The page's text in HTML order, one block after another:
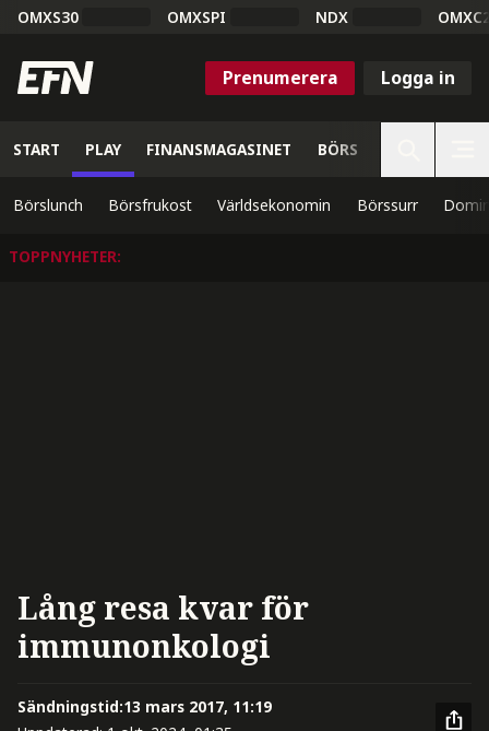
OMXS30 OMXSPI NDX
Prenumerera Logga in
START PLAY FINANSMAGASINET BÖRS
Börslunch Börsfrukost Världsekonomin Börssurr
TOPPNYHETER:
Lång resa kvar för
immunonkologi
Sändningstid:13 mars 2017, 11:19